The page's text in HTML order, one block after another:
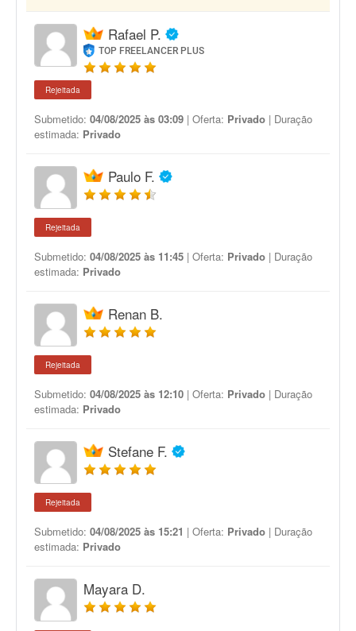
Rafael P.
TOP FREELANCER PLUS
Rejeitada
Submetido: 04/08/2025 às 03:09 | Oferta: Privado | Duração
estimada: Privado
Paulo F.
Rejeitada
Submetido: 04/08/2025 às 11:45 | Oferta: Privado | Duração
estimada: Privado
Renan B.
Rejeitada
Submetido: 04/08/2025 às 12:10 | Oferta: Privado | Duração
estimada: Privado
Stefane F.
Rejeitada
Submetido: 04/08/2025 às 15:21 | Oferta: Privado | Duração
estimada: Privado
Mayara D.